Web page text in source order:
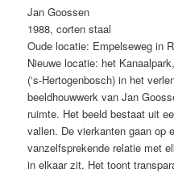
Jan Goossen
1988, corten staal
Oude locatie: Empelseweg in
Nieuwe locatie: het
(‘s-Hertogenbosch) in het
beeldhouwwerk van Jan
ruimte. Het beeld bestaat uit
vallen. De vierkanten gaan op
vanzelfsprekende relatie met
in elkaar zit. Het toont